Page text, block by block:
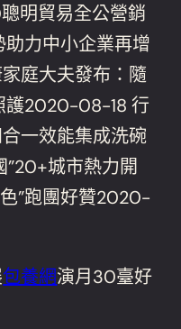
明貿易全公營銷
力中小企業再增
庭大夫發布：隨
護2020-08-18 行
一效能集成洗碗
城市熱力開
”跑團好贊2020-
包養網演月30臺好